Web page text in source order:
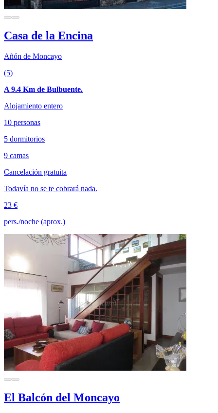
Casa de la Encina
Añón de Moncayo
(5)
A 9.4 Km de Bulbuente.
Alojamiento entero
10 personas
5 dormitorios
9 camas
Cancelación gratuita
Todavía no se te cobrará nada.
23 €
pers./noche (aprox.)
El Balcón del Moncayo